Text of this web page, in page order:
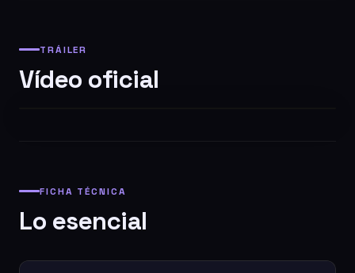
TRÁILER
Vídeo oficial
FICHA TÉCNICA
Lo esencial